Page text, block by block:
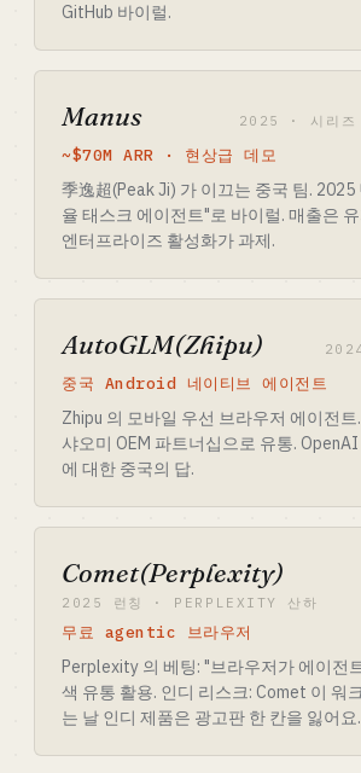
GitHub 바이럴.
Manus 2025 · 시리
~$70M ARR · 현상급 데모
季逸超(Peak Ji) 가 이끄는 중국 팀. 2025
율 태스크 에이전트"로 바이럴. 매출은
엔터프라이즈 활성화가 과제.
AutoGLM(Zhipu)
중국 Android 네이티브 에이전트
Zhipu 의 모바일 우선 브라우저 에이전트
샤오미 OEM 파트너십으로 유통.
에 대한 중국의 답.
Comet(Perplexity)
2025 런칭 · PERPLEXITY 산하
무료 agentic 브라우저
Perplexity 의 베팅: "브라우저가 에이전
색 유통 활용. 인디 리스크: Comet 이 워
는 날 인디 제품은 광고판 한 칸을 잃어요.